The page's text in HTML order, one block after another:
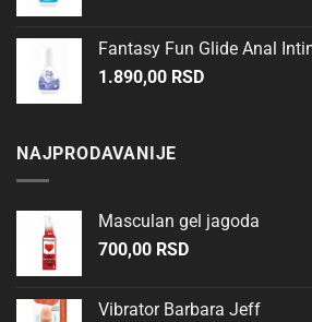
Fantasy Fun Glide Anal
1.890,00 RSD
NAJPRODAVANIJE
Masculan gel jagoda
700,00 RSD
Vibrator Barbara Jeff